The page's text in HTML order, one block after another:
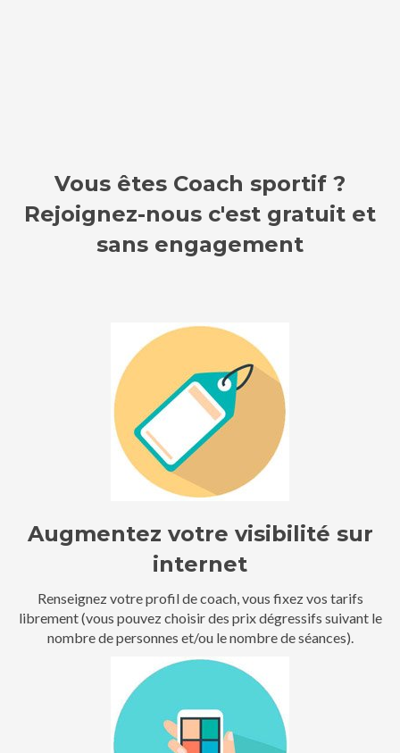
Vous êtes Coach sportif ?
Rejoignez-nous c'est gratuit et
sans engagement
Augmentez votre visibilité sur
internet
Renseignez votre profil de coach, vous fixez vos tarifs
librement (vous pouvez choisir des prix dégressifs suivant le
nombre de personnes et/ou le nombre de séances).